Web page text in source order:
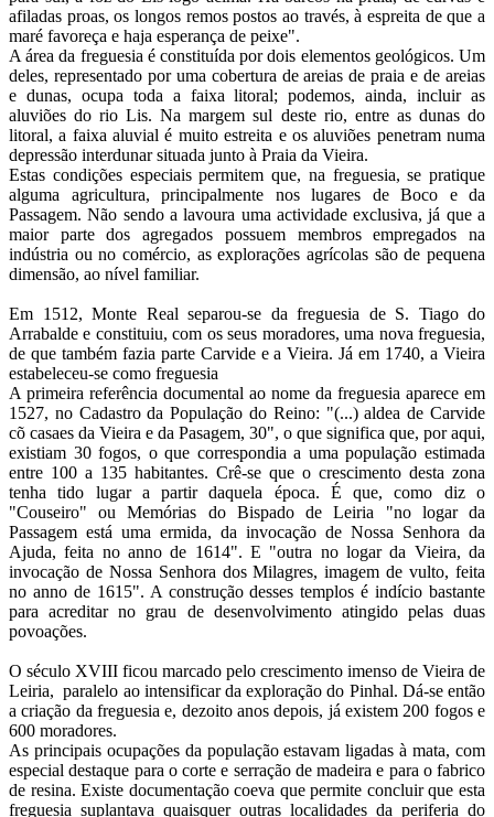
afiladas proas, os longos remos postos ao través, à espreita de que a
maré favoreça e haja esperança de peixe".
A área da freguesia é constituída por dois elementos geológicos. Um
deles, representado por uma cobertura de areias de praia e de areias
e dunas, ocupa toda a faixa litoral; podemos, ainda, incluir as
aluviões do rio Lis. Na margem sul deste rio, entre as dunas do
litoral, a faixa aluvial é muito estreita e os aluviões penetram numa
depressão interdunar situada junto à Praia da Vieira.
Estas condições especiais permitem que, na freguesia, se pratique
alguma agricultura, principalmente nos lugares de Boco e da
Passagem. Não sendo a lavoura uma actividade exclusiva, já que a
maior parte dos agregados possuem membros empregados na
indústria ou no comércio, as explorações agrícolas são de pequena
dimensão, ao nível familiar.
Em 1512, Monte Real separou-se da freguesia de S. Tiago do
Arrabalde e constituiu, com os seus moradores, uma nova freguesia,
de que também fazia parte Carvide e a Vieira. Já em 1740, a Vieira
estabeleceu-se como freguesia
A primeira referência documental ao nome da freguesia aparece em
1527, no Cadastro da População do Reino: "(...) aldea de Carvide
cõ casaes da Vieira e da Pasagem, 30", o que significa que, por aqui,
existiam 30 fogos, o que correspondia a uma população estimada
entre 100 a 135 habitantes. Crê-se que o crescimento desta zona
tenha tido lugar a partir daquela época. É que, como diz o
"Couseiro" ou Memórias do Bispado de Leiria "no logar da
Passagem está uma ermida, da invocação de Nossa Senhora da
Ajuda, feita no anno de 1614". E "outra no logar da Vieira, da
invocação de Nossa Senhora dos Milagres, imagem de vulto, feita
no anno de 1615". A construção desses templos é indício bastante
para acreditar no grau de desenvolvimento atingido pelas duas
povoações.
O século XVIII ficou marcado pelo crescimento imenso de Vieira de
Leiria, paralelo ao intensificar da exploração do Pinhal. Dá-se então
a criação da freguesia e, dezoito anos depois, já existem 200 fogos e
600 moradores.
As principais ocupações da população estavam ligadas à mata, com
especial destaque para o corte e serração de madeira e para o fabrico
de resina. Existe documentação coeva que permite concluir que esta
freguesia suplantava quaisquer outras localidades da periferia do